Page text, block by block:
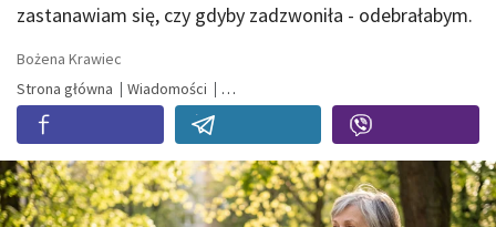
zastanawiam się, czy gdyby zadzwoniła - odebrałabym.
Bożena Krawiec
Strona główna
Wiadomości